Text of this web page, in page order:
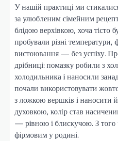
У нашій практиці ми
за улюбленим сімейним
блідою верхівкою, хоча тісто
пробували різні температури,
вистоювання — без успіху.
дрібниці: помазку робили з
холодильника і наносили
почали використовувати
з ложкою вершків і наносити
духовкою, колір став
— рівною і блискучою. З того
фірмовим у родині.